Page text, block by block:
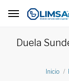
Duela
Inicio